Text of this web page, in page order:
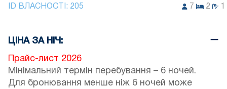
ID ВЛАСНОСТІ: 205 7 2
ЦІНА ЗА НІЧ:
Прайс-лист 2026
Мінімальний термін перебування – 6 ночей.
Для бронювання менше ніж 6 ночей може